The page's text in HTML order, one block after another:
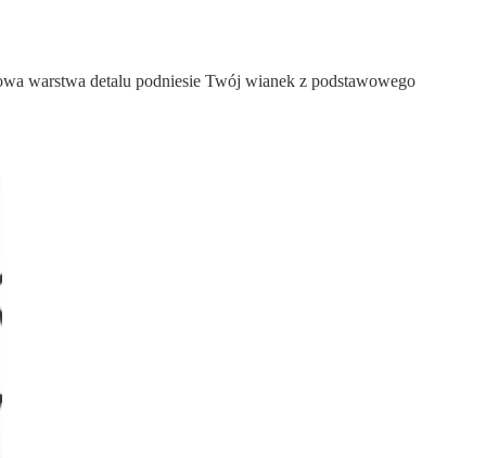
warstwa detalu podniesie Twój wianek z podstawowego